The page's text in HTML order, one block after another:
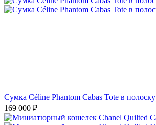
Сумка Céline Phantom Cabas Tote в полоску
169 000 ₽